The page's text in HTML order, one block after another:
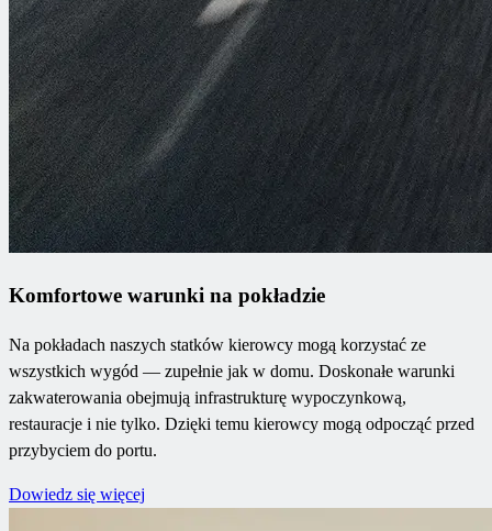
Komfortowe warunki na pokładzie
Na pokładach naszych statków kierowcy mogą korzystać ze
wszystkich wygód — zupełnie jak w domu. Doskonałe warunki
zakwaterowania obejmują infrastrukturę wypoczynkową,
restauracje i nie tylko. Dzięki temu kierowcy mogą odpocząć przed
przybyciem do portu.
Dowiedz się więcej